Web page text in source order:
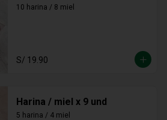
10 harina / 8 miel
S/ 19.90
Harina / miel x 9 und
5 harina / 4 miel